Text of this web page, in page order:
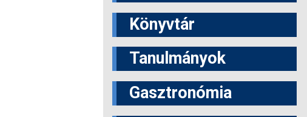
Könyvtár
Tanulmányok
Gasztronómia